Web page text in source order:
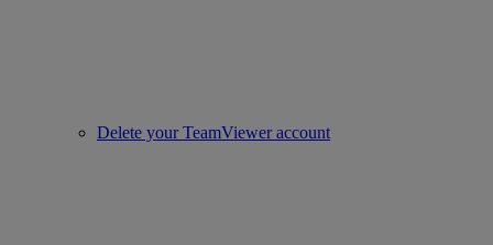
Delete your TeamViewer account